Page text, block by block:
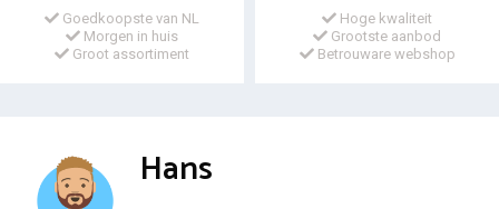
Goedkoopste van NL
Morgen in huis
Groot assortiment
Hoge kwaliteit
Grootste aanbod
Betrouware webshop
Hans